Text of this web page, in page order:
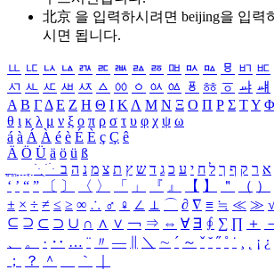
北京 을 입력하시려면 beijing을 입력
시면 됩니다.
ㅥ ㅦ ㅧ ㅨ ㅩ ㅪ ㅫ ㅬ ㅭ ㅮ ㅯ ㅰ ㅱ ㅲ ㅳ
ㅺ ㅻ ㅼ ㅽ ㅾ ㅿ ㆀ ㆁ ㆂ ㆃ ㆄ ㆅ ㆆ ㆇ ㆈ
Α Β ΓΔ Ε Ζ Η Θ Ι ΚΛ Μ Ν Ξ Ο Π Ρ Σ ΤΥ Φ
θ ι κ λ μ ν ξ ο π ρ σ τ υ φ χ ψ ω
á à Á À é è É È ç Ç ê
Ä Ö Ü ä ö ü ß
ִֶֹ ֻּ ׁׂ א ר ק ף ך ל ח י ע כ ג ד ש ץ ת צ מ נ ה ב
‘ ’ “ ” 〔 〕 〈 〉 「 」 『 』 【 】 ＂ （ ）
± × ÷ ≠ ≤ ≥ ∞ ∴ ♂ ♀ ∠ ⊥ ⌒ ∂ ∇ ≡ ≒ ≪ ≫ √
⊆ ⊇ ⊂ ⊃ ∪ ∩ ∧ ∨ ￢ ⇒ ⇔ ∀ ∃ ∮ ∑ ∏ ＋ －
、
。 · ‥ … ¨ 〃 ― ＼ ∼ ´ ～ ˇ ˘ ˝ ˚ ˙ ¸ ¡ ¿
；
？ ＾ ｀